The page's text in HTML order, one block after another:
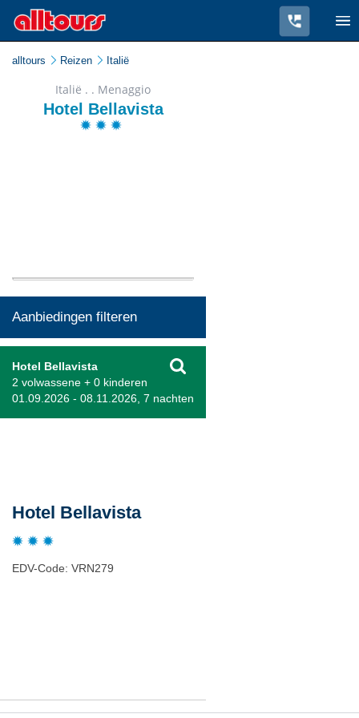
alltours Reizen Italië
Italië . . Menaggio
Hotel Bellavista
Aanbiedingen filteren
Hotel Bellavista
2 volwassene + 0 kinderen
01.09.2026 - 08.11.2026, 7 nachten
Hotel Bellavista
EDV-Code: VRN279